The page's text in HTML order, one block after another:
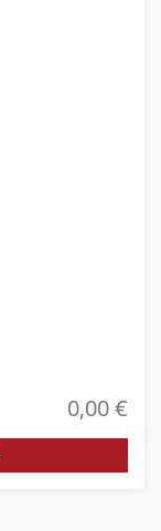
0,00 €